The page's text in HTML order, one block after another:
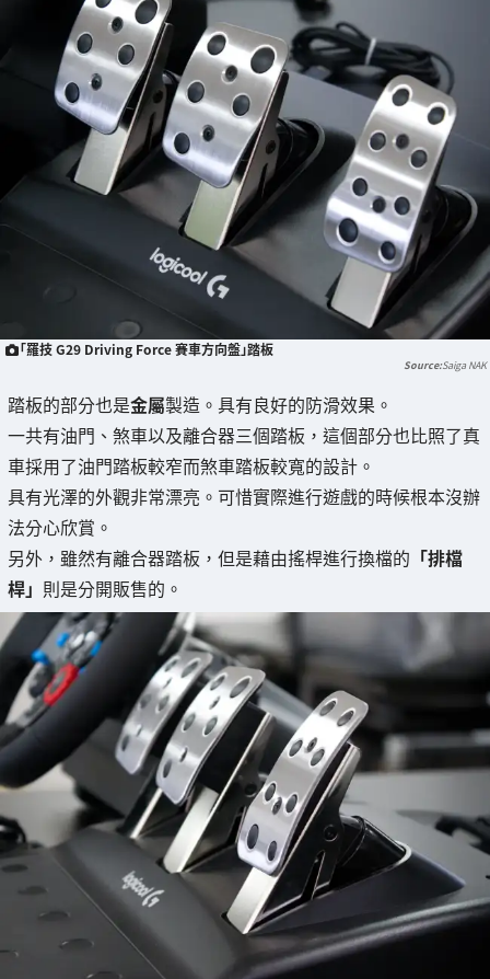
「羅技 G29 Driving Force 賽車方向盤」踏板
Saiga NAK
踏板的部分也是金屬製造。具有良好的防滑效果。
一共有油門、煞車以及離合器三個踏板，這個部分也比照了真
車採用了油門踏板較窄而煞車踏板較寬的設計。
具有光澤的外觀非常漂亮。可惜實際進行遊戲的時候根本沒辦
法分心欣賞。
另外，雖然有離合器踏板，但是藉由搖桿進行換檔的 「排檔
桿」 則是分開販售的。